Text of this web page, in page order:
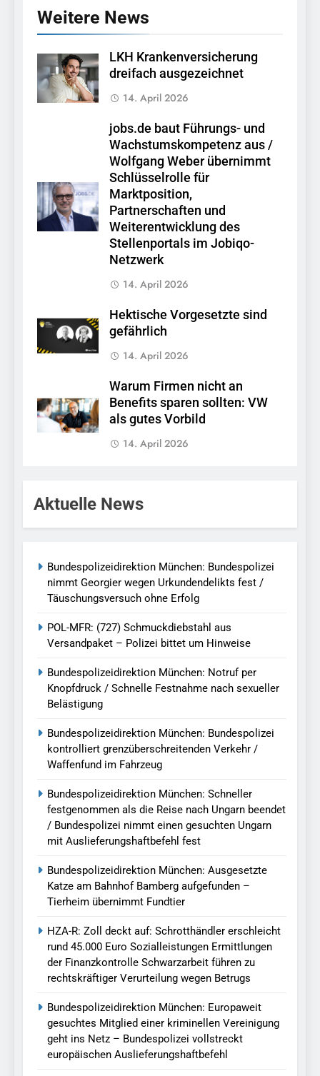
Weitere News
LKH Krankenversicherung
dreifach ausgezeichnet
14. April 2026
jobs.de baut Führungs- und
Wachstumskompetenz aus /
Wolfgang Weber übernimmt
Schlüsselrolle für
Marktposition,
Partnerschaften und
Weiterentwicklung des
Stellenportals im Jobiqo-
Netzwerk
14. April 2026
Hektische Vorgesetzte sind
gefährlich
14. April 2026
Warum Firmen nicht an
Benefits sparen sollten: VW
als gutes Vorbild
14. April 2026
Aktuelle News
Bundespolizeidirektion München: Bundespolizei
nimmt Georgier wegen Urkundendelikts fest /
Täuschungsversuch ohne Erfolg
POL-MFR: (727) Schmuckdiebstahl aus
Versandpaket – Polizei bittet um Hinweise
Bundespolizeidirektion München: Notruf per
Knopfdruck / Schnelle Festnahme nach sexueller
Belästigung
Bundespolizeidirektion München: Bundespolizei
kontrolliert grenzüberschreitenden Verkehr /
Waffenfund im Fahrzeug
Bundespolizeidirektion München: Schneller
festgenommen als die Reise nach Ungarn beendet
/ Bundespolizei nimmt einen gesuchten Ungarn
mit Auslieferungshaftbefehl fest
Bundespolizeidirektion München: Ausgesetzte
Katze am Bahnhof Bamberg aufgefunden –
Tierheim übernimmt Fundtier
HZA-R: Zoll deckt auf: Schrotthändler erschleicht
rund 45.000 Euro Sozialleistungen Ermittlungen
der Finanzkontrolle Schwarzarbeit führen zu
rechtskräftiger Verurteilung wegen Betrugs
Bundespolizeidirektion München: Europaweit
gesuchtes Mitglied einer kriminellen Vereinigung
geht ins Netz – Bundespolizei vollstreckt
europäischen Auslieferungshaftbefehl